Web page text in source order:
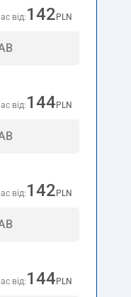
від: 142 PLN
від: 144 PLN
від: 142 PLN
від: 144 PLN